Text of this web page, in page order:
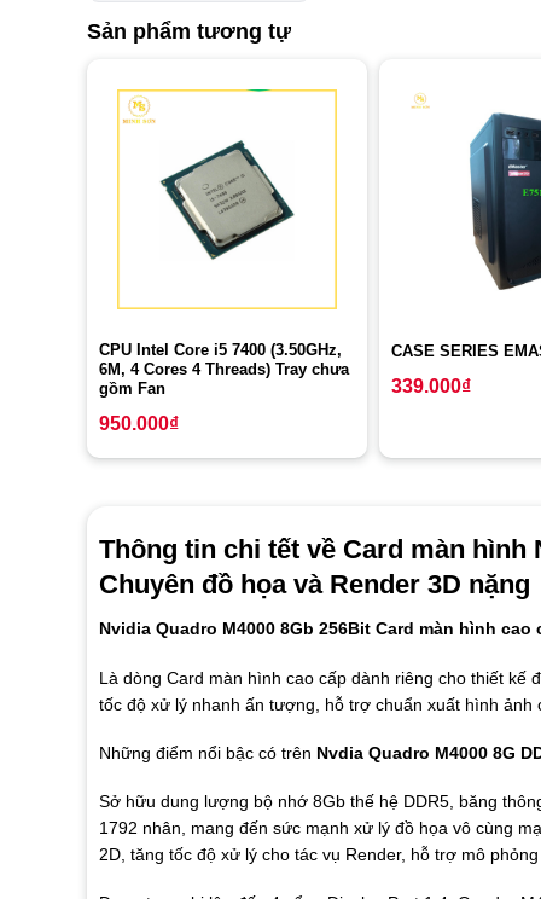
Sản phẩm tương tự
CPU Intel Core i5 7400 (3.50GHz,
6M, 4 Cores 4 Threads) Tray chưa
gồm Fan
950.000₫
CASE SERIES
339.000₫
Thông tin chi tết về Card màn hình
Chuyên đồ họa và Render 3D nặng
Nvidia Quadro M4000 8Gb 256Bit Card màn hình
Là dòng Card màn hình cao cấp dành riêng cho thiết kế
tốc độ xử lý nhanh ấn tượng, hỗ trợ chuẩn xuất hình ảnh
Những điểm nổi bậc có trên Nvdia Quadro M4000 8G
Sở hữu dung lượng bộ nhớ 8Gb thế hệ DDR5, băng
1792 nhân, mang đến sức mạnh xử lý đồ họa vô cùng
2D, tăng tốc độ xử lý cho tác vụ Render, hỗ trợ mô